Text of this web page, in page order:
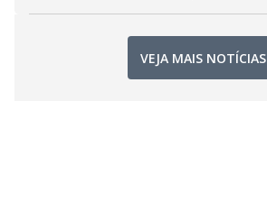
VEJA MAIS NOTÍCIAS